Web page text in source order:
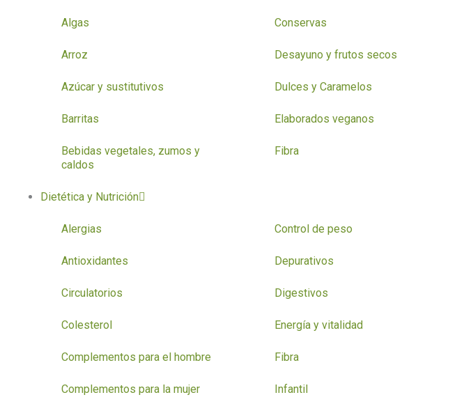
Algas
Arroz
Azúcar y sustitutivos
Barritas
Bebidas vegetales, zumos y
caldos
Conservas
Desayuno y frutos secos
Dulces y Caramelos
Elaborados veganos
Fibra
Dietética y Nutrición
Alergias
Antioxidantes
Circulatorios
Colesterol
Complementos para el hombre
Complementos para la mujer
Control de peso
Depurativos
Digestivos
Energía y vitalidad
Fibra
Infantil